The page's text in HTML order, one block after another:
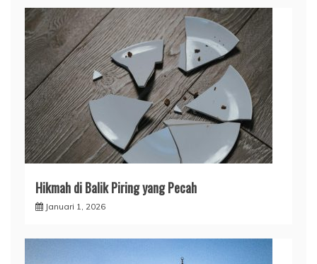
Hikmah di Balik Piring yang Pecah
Januari 1, 2026